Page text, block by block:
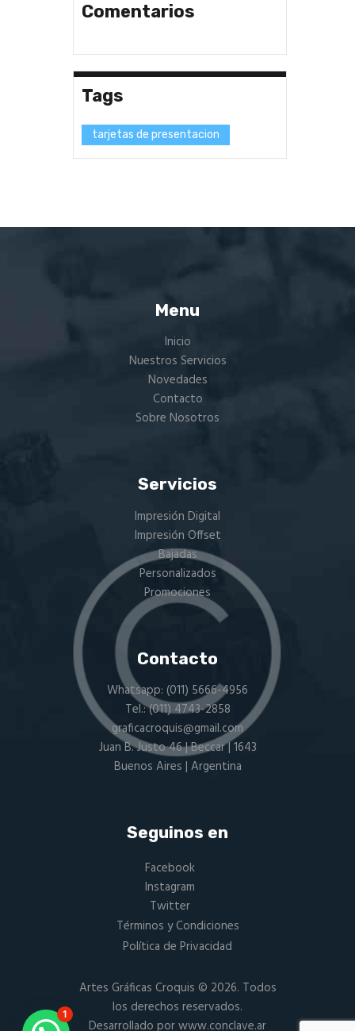
Comentarios
Tags
tarjetas de presentacion
Menu
Inicio
Nuestros Servicios
Novedades
Contacto
Sobre Nosotros
Servicios
Impresión Digital
Impresión Offset
Bajadas
Personalizados
Promociones
Contacto
Whatsapp: (011) 5666-4956
Tel.:(011) 4743-2858
graficacroquis@gmail.com
Juan B. Justo 46 | Beccar | 1643
Buenos Aires | Argentina
Seguinos en
Facebook
Instagram
Twitter
Términos y Condiciones
Política de Privacidad
Artes Gráficas Croquis © 2026. Todos
los derechos reservados.
Desarrollado porwww.conclave.ar
1